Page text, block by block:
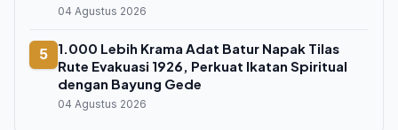
04 Agustus 2026
5
1.000 Lebih Krama Adat Batur Napak Tilas
Rute Evakuasi 1926, Perkuat Ikatan Spiritual
dengan Bayung Gede
04 Agustus 2026